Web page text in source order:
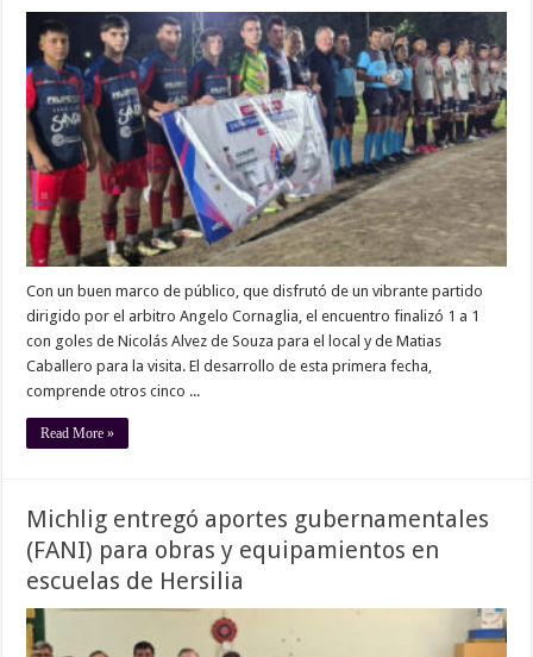
Con un buen marco de público, que disfrutó de un vibrante partido
dirigido por el arbitro Angelo Cornaglia, el encuentro finalizó 1 a 1
con goles de Nicolás Alvez de Souza para el local y de Matias
Caballero para la visita. El desarrollo de esta primera fecha,
comprende otros cinco ...
Read More »
Michlig entregó aportes gubernamentales
(FANI) para obras y equipamientos en
escuelas de Hersilia